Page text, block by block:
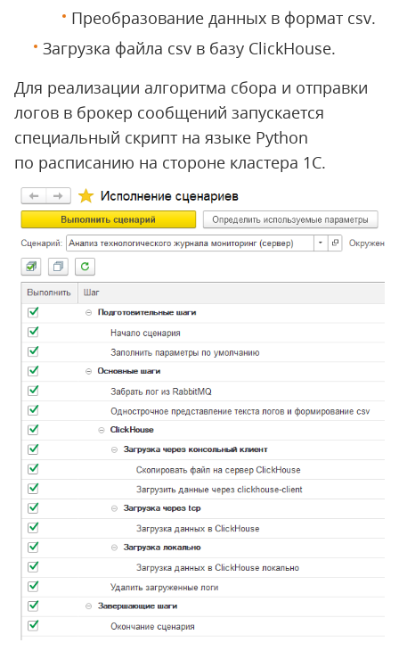
Преобразование данных в формат csv.
Загрузка файла csv в базу ClickHouse.
Для реализации алгоритма сбора и отправки
логов в брокер сообщений запускается
специальный скрипт на языке Python
по расписанию на стороне кластера 1С.